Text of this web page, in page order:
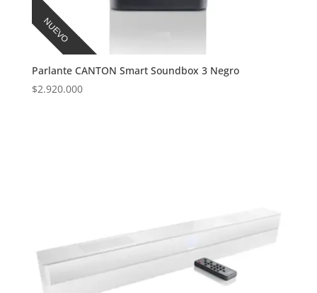
NUEVO
Parlante CANTON Smart Soundbox 3 Negro
$2.920.000